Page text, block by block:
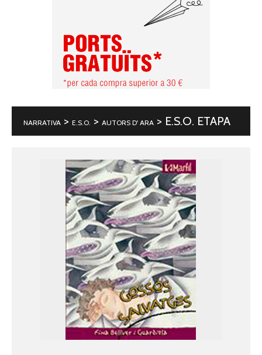
NARRATIVA > E.S.O. > AUTORS D' ARA > E.S.O. ETAPA